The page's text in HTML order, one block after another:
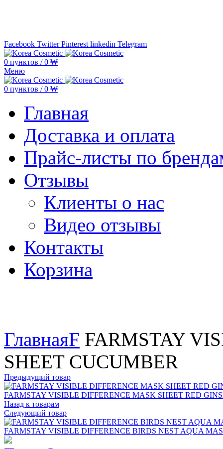
Facebook Twitter Pinterest linkedin Telegram
0 пунктов / 0 ₩
Меню
0 пунктов / 0 ₩
Главная
Доставка и оплата
Прайс-листы по
Отзывы
Клиенты о нас
Видео отзывы
Контакты
Корзина
ГлавнаяF FARMSTAY
SHEET CUCUMBER
Предыдущий товар
FARMSTAY VISIBLE DIFFERENCE MASK SHEET RED
Назад к товарам
Следующий товар
FARMSTAY VISIBLE DIFFERENCE BIRDS NEST AQUA